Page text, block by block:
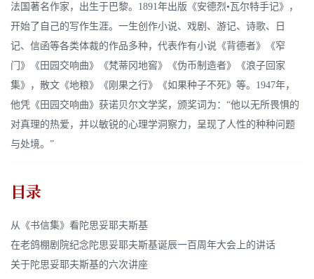
法国著名作家，出生于巴黎。1891年出版《安德烈•瓦尔特手记》，
开始了自己的写作生涯。一生创作小说、戏剧、游记、诗歌、日
记、信函等各类体裁的作品多种，代表作有小说《背德者》《窄
门》《田园交响曲》《梵蒂冈地窖》《伪币制造者》《浪子回家
集》，散文《地粮》《刚果之行》《如果种子不死》等。1947年，
他凭《田园交响曲》获诺贝尔文学奖，颁奖词为：“他以无所畏惧的
对真理的热爱，并以敏锐的心理学洞察力，呈现了人性的种种问题
与处境。”
目录
从《书信集》看陀思妥耶夫斯基
在老鸽棚剧院纪念陀思妥耶夫斯基诞辰一百周年大会上的讲话
关于陀思妥耶夫斯基的六次讲座